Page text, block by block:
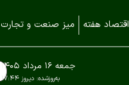
اقتصاد هفته میز صنعت و تجارت
به‌روزشده: دیروز ۱۷:۴۴
جمعه ۱۶ مرداد ۱۴۰۵